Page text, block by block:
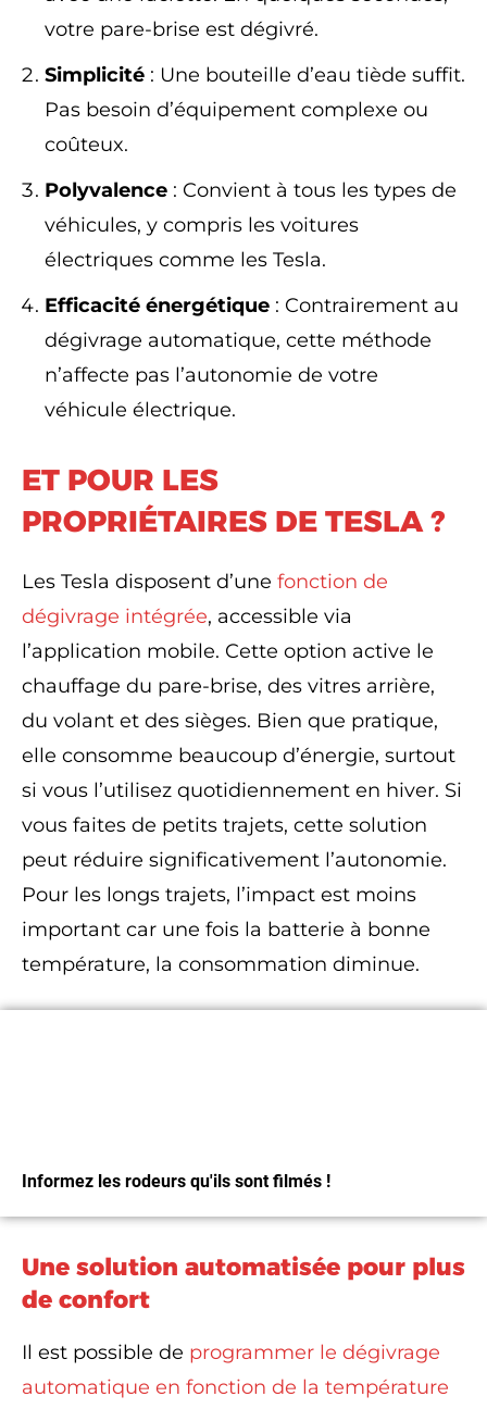
votre pare-brise est dégivré.
Simplicité : Une bouteille d’eau tiède suffit.
Pas besoin d’équipement complexe ou
coûteux.
Polyvalence : Convient à tous les types de
véhicules, y compris les voitures
électriques comme les Tesla.
Efficacité énergétique : Contrairement au
dégivrage automatique, cette méthode
n’affecte pas l’autonomie de votre
véhicule électrique.
ET POUR LES
PROPRIÉTAIRES DE TESLA ?
Les Tesla disposent d’une fonction de
dégivrage intégrée, accessible via
l’application mobile. Cette option active le
chauffage du pare-brise, des vitres arrière,
du volant et des sièges. Bien que pratique,
elle consomme beaucoup d’énergie, surtout
si vous l’utilisez quotidiennement en hiver. Si
vous faites de petits trajets, cette solution
peut réduire significativement l’autonomie.
Pour les longs trajets, l’impact est moins
important car une fois la batterie à bonne
température, la consommation diminue.
Informez les rodeurs qu'ils sont filmés !
J'Y VAIS
Une solution automatisée pour plus
de confort
Il est possible de programmer le dégivrage
automatique en fonction de la température